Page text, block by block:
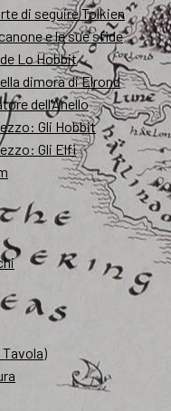
di seguire Tolkien
e le sue sfide
Lo Hobbit
dimora di Elrond
dell’Anello
Gli Hobbit
Gli Elfi